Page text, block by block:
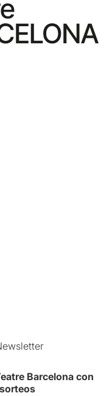
Barcelona con